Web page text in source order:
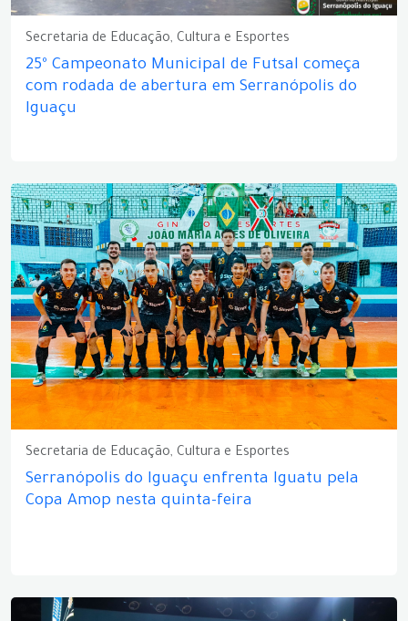
Secretaria de Educação, Cultura e Esportes
25º Campeonato Municipal de Futsal começa
com rodada de abertura em Serranópolis do
Iguaçu
Secretaria de Educação, Cultura e Esportes
Serranópolis do Iguaçu enfrenta Iguatu pela
Copa Amop nesta quinta-feira